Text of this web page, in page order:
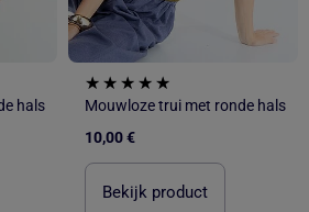
hals
Mouwloze trui met ronde hals
10,00 €
Bekijk product